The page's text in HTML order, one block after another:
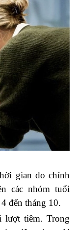
gian do chính
các nhóm tuổi
đến tháng 10.
lượt tiêm. Trong